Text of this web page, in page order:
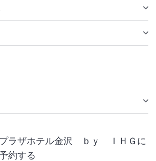
プラザホテル金沢 ｂｙ ＩＨＧ に
約する